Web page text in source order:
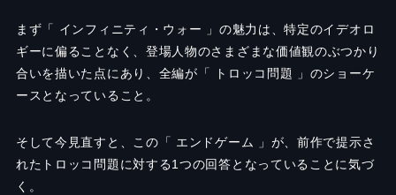
まず「 インフィニティ・ウォー 」の魅力は、特定のイデオロ
ギーに偏ることなく、登場人物のさまざまな価値観のぶつかり
合いを描いた点にあり、全編が「 トロッコ問題 」のショーケ
ースとなっていること。
そして今見直すと、この「 エンドゲーム 」が、前作で提示さ
れたトロッコ問題に対する1つの回答となっていることに気づ
く。